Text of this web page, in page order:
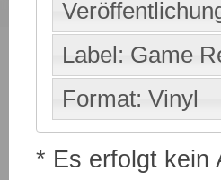
Label: Game
Format: Vinyl
* Es erfolgt kein